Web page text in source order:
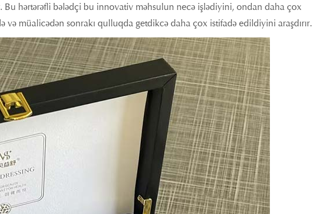
hərtərəfli bələdçi bu innovativ məhsulun necə işlədiyini, ondan daha çox
və müalicədən sonrakı qulluqda getdikcə daha çox istifadə edildiyini araşdırır.